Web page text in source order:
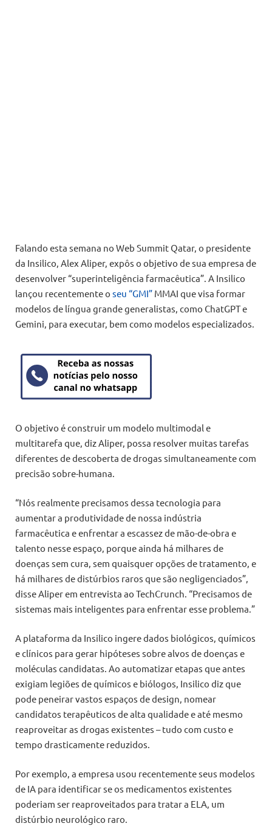
Falando esta semana no Web Summit Qatar, o presidente
da Insilico, Alex Aliper, expôs o objetivo de sua empresa de
desenvolver “superinteligência farmacêutica”. A Insilico
lançou recentemente o seu “GMI” MMAI que visa formar
modelos de língua grande generalistas, como ChatGPT e
Gemini, para executar, bem como modelos especializados.
O objetivo é construir um modelo multimodal e
multitarefa que, diz Aliper, possa resolver muitas tarefas
diferentes de descoberta de drogas simultaneamente com
precisão sobre-humana.
“Nós realmente precisamos dessa tecnologia para
aumentar a produtividade de nossa indústria
farmacêutica e enfrentar a escassez de mão-de-obra e
talento nesse espaço, porque ainda há milhares de
doenças sem cura, sem quaisquer opções de tratamento, e
há milhares de distúrbios raros que são negligenciados”,
disse Aliper em entrevista ao TechCrunch. “Precisamos de
sistemas mais inteligentes para enfrentar esse problema.”
A plataforma da Insilico ingere dados biológicos, químicos
e clínicos para gerar hipóteses sobre alvos de doenças e
moléculas candidatas. Ao automatizar etapas que antes
exigiam legiões de químicos e biólogos, Insilico diz que
pode peneirar vastos espaços de design, nomear
candidatos terapêuticos de alta qualidade e até mesmo
reaproveitar as drogas existentes – tudo com custo e
tempo drasticamente reduzidos.
Por exemplo, a empresa usou recentemente seus modelos
de IA para identificar se os medicamentos existentes
poderiam ser reaproveitados para tratar a ELA, um
distúrbio neurológico raro.